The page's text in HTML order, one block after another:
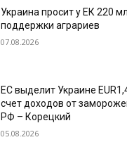
Украина просит у ЕК 220
поддержки аграриев
07.08.2026
ЕС выделит Украине
счет доходов от
РФ – Корецкий
05.08.2026